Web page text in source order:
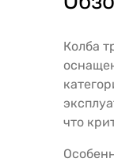
Колба
что